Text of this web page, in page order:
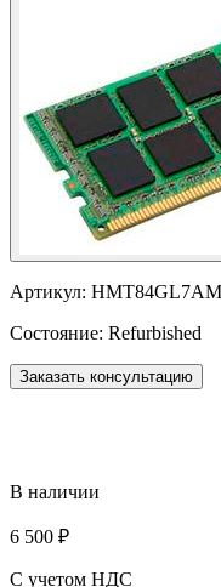
Артикул:
Состояние: Refurbished
Заказать консультацию
В наличии
6 500 ₽
С учетом НДС